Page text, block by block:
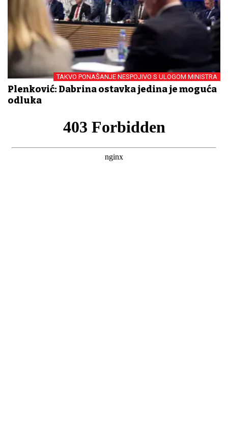
TAKVO PONAŠANJE NESPOJIVO S ULOGOM MINISTRA
Plenković: Dabrina ostavka jedina je moguća
odluka